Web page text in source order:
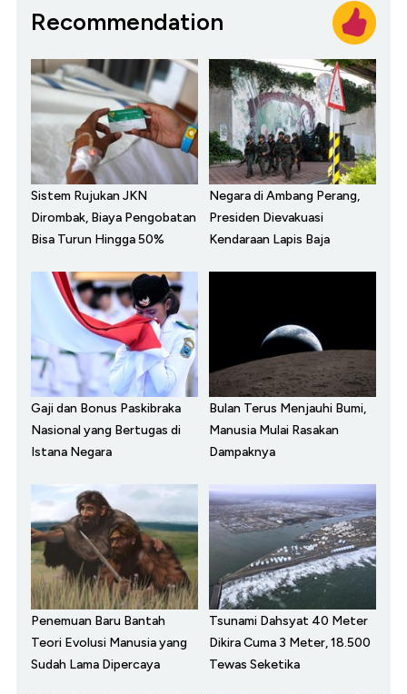
Recommendation
Sistem Rujukan JKN
Dirombak, Biaya Pengobatan
Bisa Turun Hingga 50%
Negara di Ambang Perang,
Presiden Dievakuasi
Kendaraan Lapis Baja
Gaji dan Bonus Paskibraka
Nasional yang Bertugas di
Istana Negara
Bulan Terus Menjauhi Bumi,
Manusia Mulai Rasakan
Dampaknya
Penemuan Baru Bantah
Teori Evolusi Manusia yang
Sudah Lama Dipercaya
Tsunami Dahsyat 40 Meter
Dikira Cuma 3 Meter, 18.500
Tewas Seketika